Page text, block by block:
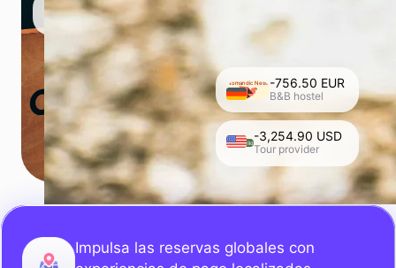
Nomandic Nests -756.50 EUR
B&B hostel
Roam Wild -3,254.90 USD
Tour provider
Impulsa las reservas globales con